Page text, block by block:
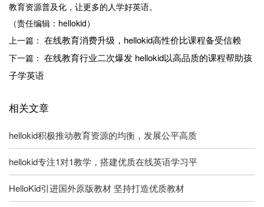
教育资源普及化，让更多的人学好英语。
（责任编辑：hellokid）
上一篇： 在线教育消费升级，hellokid高性价比课程备受信赖
下一篇： 在线教育行业二次爆发 hellokid以高品质的课程帮助孩
子学英语
相关文章
hellokid积极推动教育资源的均衡，发展公平高质
hellokid专注1对1教学，搭建优质在线英语学习平
HelloKid引进国外原版教材 坚持打造优质教材